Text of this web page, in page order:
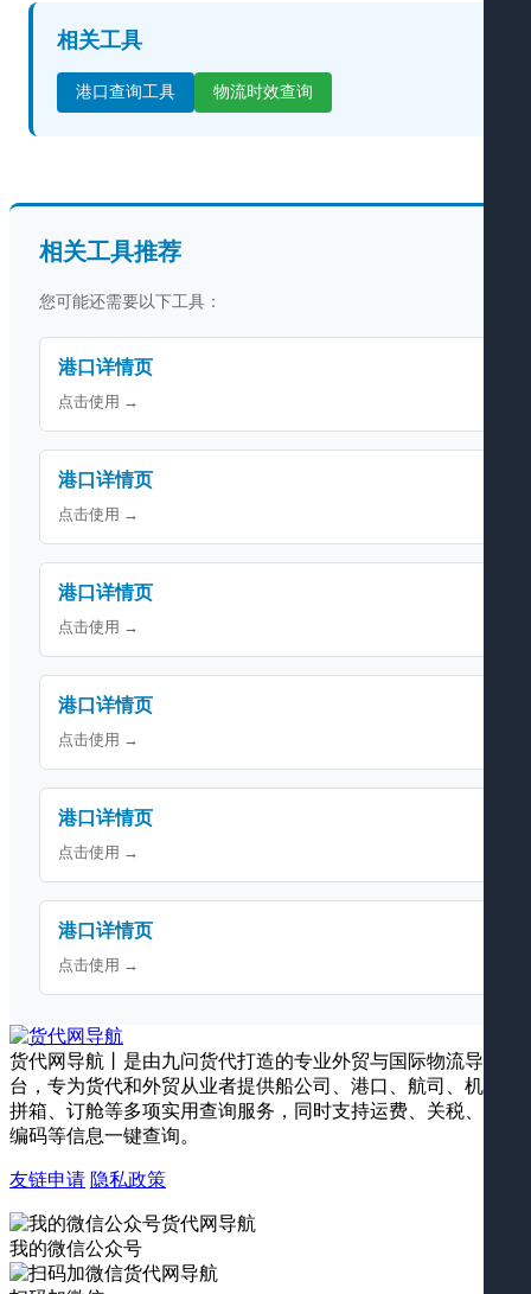
相关工具
港口查询工具 物流时效查询
相关工具推荐
您可能还需要以下工具：
港口详情页
点击使用 →
港口详情页
点击使用 →
港口详情页
点击使用 →
港口详情页
点击使用 →
港口详情页
点击使用 →
港口详情页
点击使用 →
货代网导航丨是由九问货代打造的专业外贸与国际物流导航平
台，专为货代和外贸从业者提供船公司、港口、航司、机场、
拼箱、订舱等多项实用查询服务，同时支持运费、关税、海关
编码等信息一键查询。
友链申请 隐私政策
我的微信公众号